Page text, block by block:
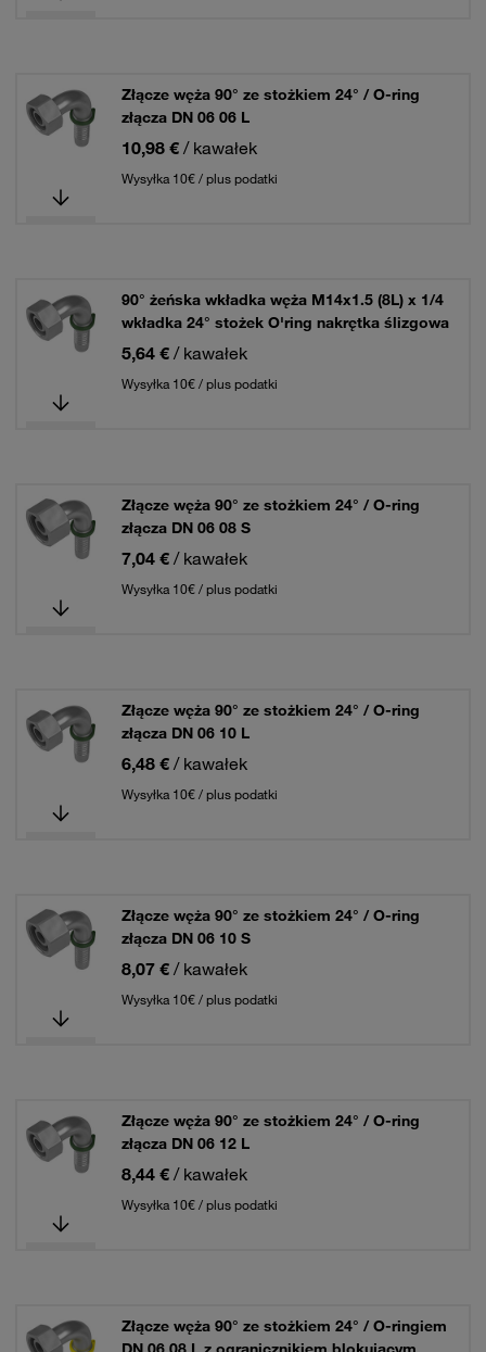
Złącze węża 90° ze stożkiem 24° / O-ring
złącza DN 06 06 L
10,98 € / kawałek
Wysyłka 10€ / plus podatki
90° żeńska wkładka węża M14x1.5 (8L) x 1/4
wkładka 24° stożek O'ring nakrętka ślizgowa
5,64 € / kawałek
Wysyłka 10€ / plus podatki
Złącze węża 90° ze stożkiem 24° / O-ring
złącza DN 06 08 S
7,04 € / kawałek
Wysyłka 10€ / plus podatki
Złącze węża 90° ze stożkiem 24° / O-ring
złącza DN 06 10 L
6,48 € / kawałek
Wysyłka 10€ / plus podatki
Złącze węża 90° ze stożkiem 24° / O-ring
złącza DN 06 10 S
8,07 € / kawałek
Wysyłka 10€ / plus podatki
Złącze węża 90° ze stożkiem 24° / O-ring
złącza DN 06 12 L
8,44 € / kawałek
Wysyłka 10€ / plus podatki
Złącze węża 90° ze stożkiem 24° / O-ringiem